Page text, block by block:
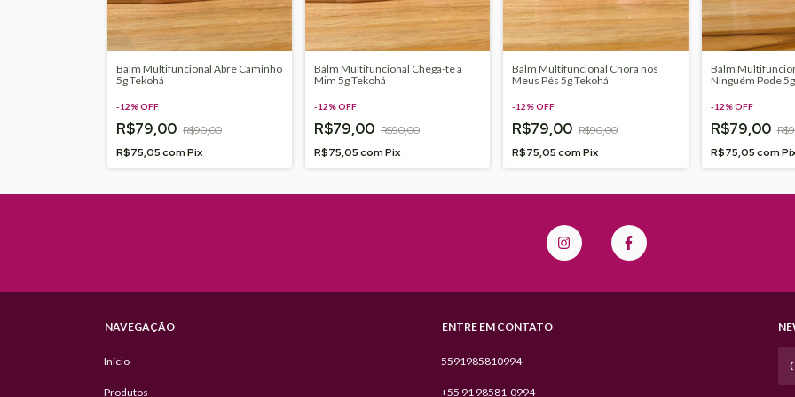
Balm Multifuncional Abre Caminho
5g Tekohá
-12%OFF
R$79,00 R$90,00
R$75,05comPix
Balm Multifuncional Chega-te a
Mim 5g Tekohá
-12%OFF
R$79,00 R$90,00
R$75,05comPix
Balm Multifuncional Chora nos
Meus Pés 5g Tekohá
-12%OFF
R$79,00 R$90,00
R$75,05com Pix
Balm
Ninguém Pode
-12%OFF
R$79,00
R$75,05com
NAVEGAÇÃO
Início
Produtos
ENTRE EM CONTATO
5591985810994
+55 91 98581-0994